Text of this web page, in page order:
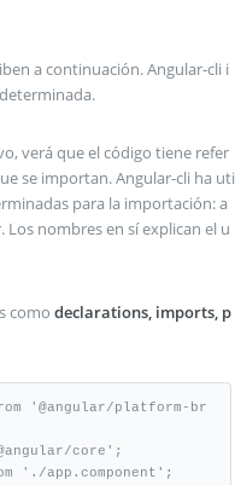
a continuación. Angular-cli i
verá que el código tiene refer
se importan. Angular-cli ha uti
para la importación: a
nombres en sí explican el u
como declarations, imports, p
'@angular/platform-br
core';
'./app.component';